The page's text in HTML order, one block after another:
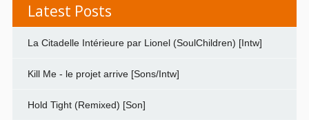
Latest Posts
La Citadelle Intérieure par Lionel (SoulChildren) [Intw]
Kill Me - le projet arrive [Sons/Intw]
Hold Tight (Remixed) [Son]